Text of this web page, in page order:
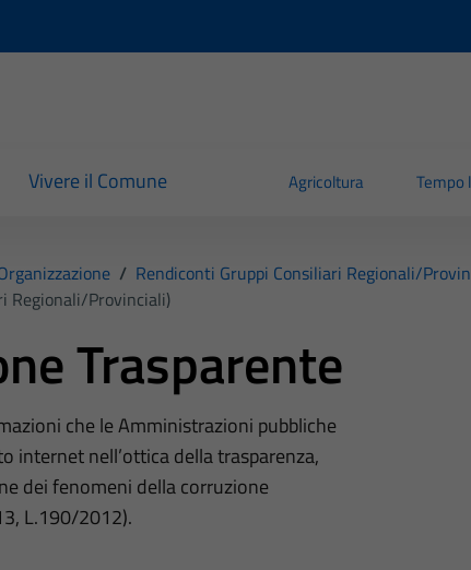
Vivere il Comune Agricoltura Tempo
/ Rendiconti Gruppi Consiliari Regionali/
Regionali/provinciali)
Trasparente
che le Amministrazioni pubbliche
internet nell’ottica della trasparenza,
dei fenomeni della corruzione
L.190/2012).